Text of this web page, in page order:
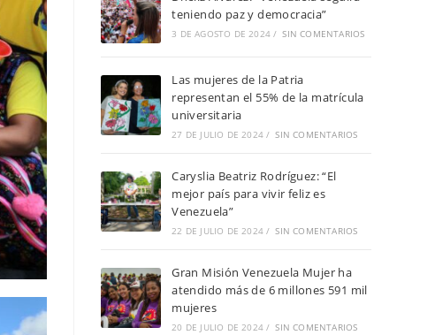
teniendo paz y democracia”
3 DE AGOSTO DE 2024 / SIN COMENTARIOS
Las mujeres de la Patria
representan el 55% de la matrícula
universitaria
27 DE JULIO DE 2024 / SIN COMENTARIOS
Caryslia Beatriz Rodríguez: “El
mejor país para vivir feliz es
Venezuela”
22 DE JULIO DE 2024 / SIN COMENTARIOS
Gran Misión Venezuela Mujer ha
atendido más de 6 millones 591 mil
mujeres
20 DE JULIO DE 2024 / SIN COMENTARIOS